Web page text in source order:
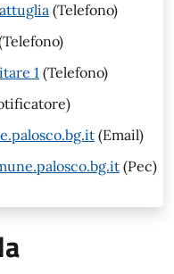
(Telefono)
1 (Telefono)
(Email)
(Pec)